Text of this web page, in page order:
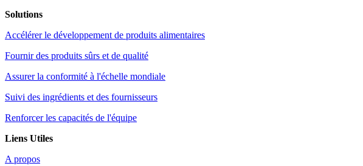
Solutions
Accélérer le développement de produits alimentaires
Fournir des produits sûrs et de qualité
Assurer la conformité à l'échelle mondiale
Suivi des ingrédients et des fournisseurs
Renforcer les capacités de l'équipe
Liens Utiles
A propos